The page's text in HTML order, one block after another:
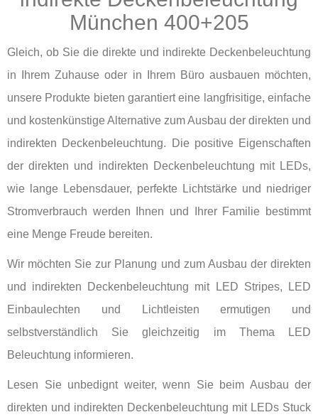
München 400+205
Gleich, ob Sie die direkte und indirekte Deckenbeleuchtung
in Ihrem Zuhause oder in Ihrem Büro ausbauen möchten,
unsere Produkte bieten garantiert eine langfrisitige, einfache
und kostenkünstige Alternative zum Ausbau der direkten und
indirekten Deckenbeleuchtung. Die positive Eigenschaften
der direkten und indirekten Deckenbeleuchtung mit LEDs,
wie lange Lebensdauer, perfekte Lichtstärke und niedriger
Stromverbrauch werden Ihnen und Ihrer Familie bestimmt
eine Menge Freude bereiten.
Wir möchten Sie zur Planung und zum Ausbau der direkten
und indirekten Deckenbeleuchtung mit LED Stripes, LED
Einbaulechten und Lichtleisten ermutigen und
selbstverständlich Sie gleichzeitig im Thema LED
Beleuchtung informieren.
Lesen Sie unbedignt weiter, wenn Sie beim Ausbau der
direkten und indirekten Deckenbeleuchtung mit LEDs Stuck